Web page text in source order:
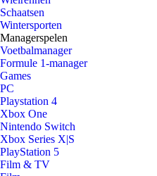
Schaatsen
Wintersporten
Managerspelen
Voetbalmanager
Formule 1-manager
Games
PC
Playstation 4
Xbox One
Nintendo Switch
Xbox Series X|S
PlayStation 5
Film & TV